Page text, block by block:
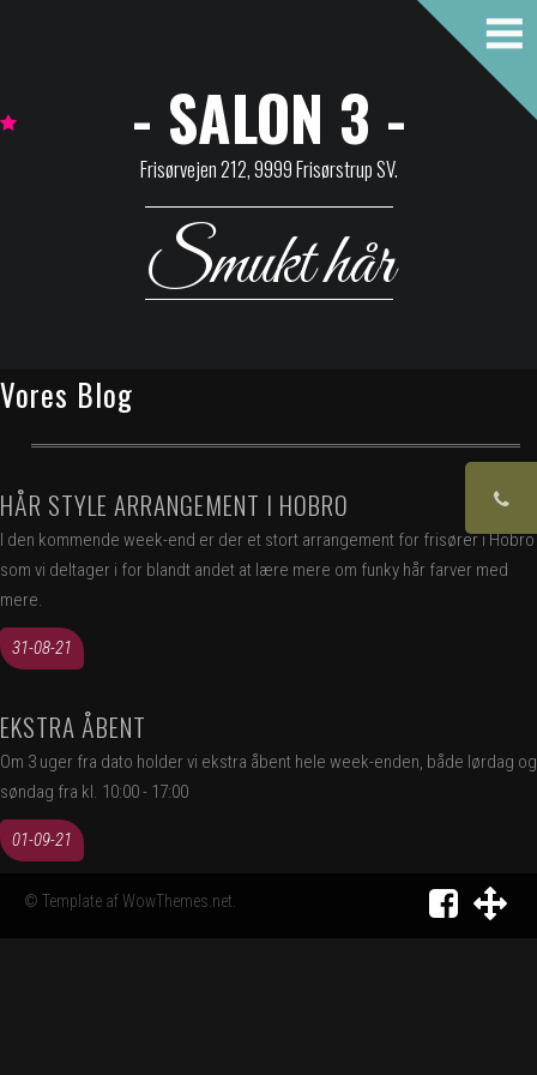
- SALON 3 -
Frisørvejen 212, 9999 Frisørstrup SV.
Smukt hår
Vores Blog
HÅR STYLE ARRANGEMENT I HOBRO
I den kommende week-end er der et stort arrangement for frisører i Hobro
som vi deltager i for blandt andet at lære mere om funky hår farver med
mere.
31-08-21
EKSTRA ÅBENT
Om 3 uger fra dato holder vi ekstra åbent hele week-enden, både lørdag og
søndag fra kl. 10:00 - 17:00
01-09-21
© Template af WowThemes.net.